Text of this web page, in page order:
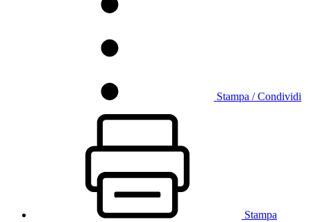
Stampa / Condividi
Stampa